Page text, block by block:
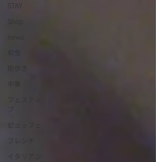
STAY
ブ
ビュッフェ
フレンチ
イタリアン